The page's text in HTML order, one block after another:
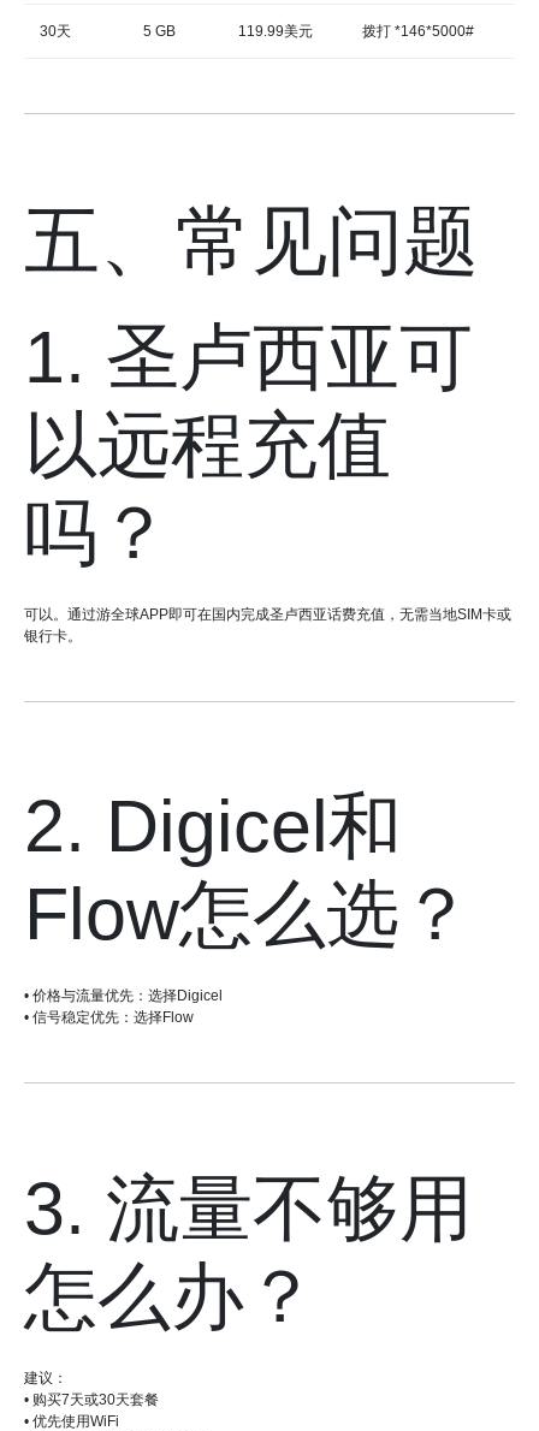
30天 5 GB 119.99美元 拨打 *146*5000#
五、常见问题
1. 圣卢西亚可
以远程充值
吗？
可以。通过游全球APP即可在国内完成圣卢西亚话费充值，无需当地SIM卡或
银行卡。
2. Digicel和
Flow怎么选？
• 价格与流量优先：选择Digicel
• 信号稳定优先：选择Flow
3. 流量不够用
怎么办？
建议：
• 购买7天或30天套餐
• 优先使用WiFi